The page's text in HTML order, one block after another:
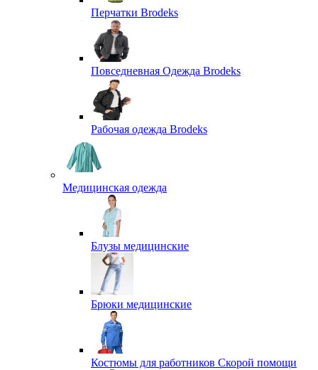
Перчатки Brodeks
Повседневная Одежда Brodeks
Рабочая одежда Brodeks
Медицинская одежда
Блузы медицинские
Брюки медицинские
Костюмы для работников Скорой помощи